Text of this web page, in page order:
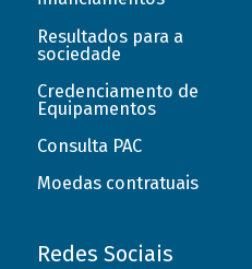
Resultados para a
sociedade
Credenciamento de
Equipamentos
Consulta PAC
Moedas contratuais
Redes Sociais